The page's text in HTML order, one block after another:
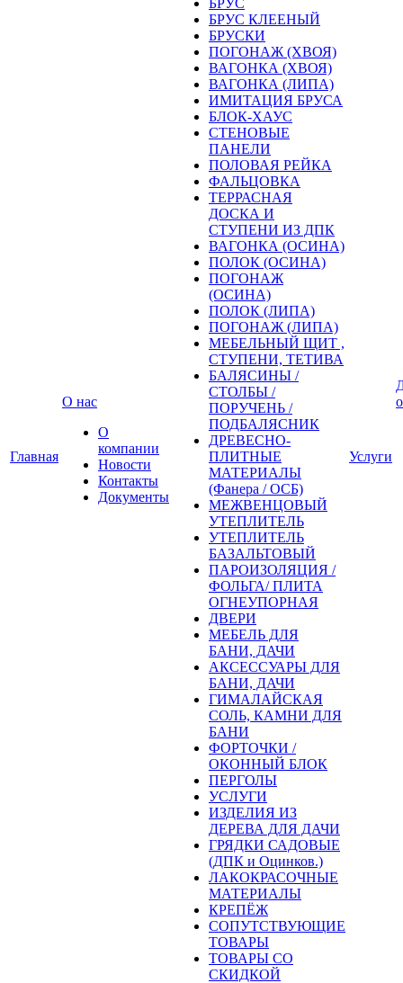
Главная
О нас
О
компании
Новости
Контакты
Документы
БРУС
БРУС КЛЕЕНЫЙ
БРУСКИ
ПОГОНАЖ (ХВОЯ)
ВАГОНКА (ХВОЯ)
ВАГОНКА (ЛИПА)
ИМИТАЦИЯ БРУСА
БЛОК-ХАУС
СТЕНОВЫЕ
ПАНЕЛИ
ПОЛОВАЯ РЕЙКА
ФАЛЬЦОВКА
ТЕРРАСНАЯ
ДОСКА И
СТУПЕНИ ИЗ ДПК
ВАГОНКА (ОСИНА)
ПОЛОК (ОСИНА)
ПОГОНАЖ
(ОСИНА)
ПОЛОК (ЛИПА)
ПОГОНАЖ (ЛИПА)
МЕБЕЛЬНЫЙ ЩИТ ,
СТУПЕНИ, ТЕТИВА
БАЛЯСИНЫ /
СТОЛБЫ /
ПОРУЧЕНЬ /
ПОДБАЛЯСНИК
ДРЕВЕСНО-
ПЛИТНЫЕ
МАТЕРИАЛЫ
(Фанера / ОСБ)
МЕЖВЕНЦОВЫЙ
УТЕПЛИТЕЛЬ
УТЕПЛИТЕЛЬ
БАЗАЛЬТОВЫЙ
ПАРОИЗОЛЯЦИЯ /
ФОЛЬГА/ ПЛИТА
ОГНЕУПОРНАЯ
ДВЕРИ
МЕБЕЛЬ ДЛЯ
БАНИ, ДАЧИ
АКСЕССУАРЫ ДЛЯ
БАНИ, ДАЧИ
ГИМАЛАЙСКАЯ
СОЛЬ, КАМНИ ДЛЯ
БАНИ
ФОРТОЧКИ /
ОКОННЫЙ БЛОК
ПЕРГОЛЫ
УСЛУГИ
ИЗДЕЛИЯ ИЗ
ДЕРЕВА ДЛЯ ДАЧИ
ГРЯДКИ САДОВЫЕ
(ДПК и Оцинков.)
ЛАКОКРАСОЧНЫЕ
МАТЕРИАЛЫ
КРЕПЁЖ
СОПУТСТВУЮЩИЕ
ТОВАРЫ
ТОВАРЫ СО
СКИДКОЙ
Услуги